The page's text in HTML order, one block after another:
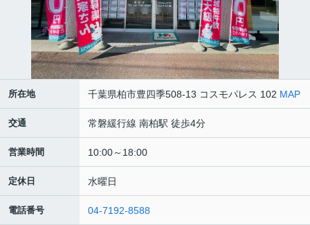
所在地 千葉県柏市豊四季508-13 コスモパレス 102 MAP
交通 常磐緩行線 南柏駅 徒歩4分
営業時間 10:00～18:00
定休日 水曜日
電話番号 04-7192-8588